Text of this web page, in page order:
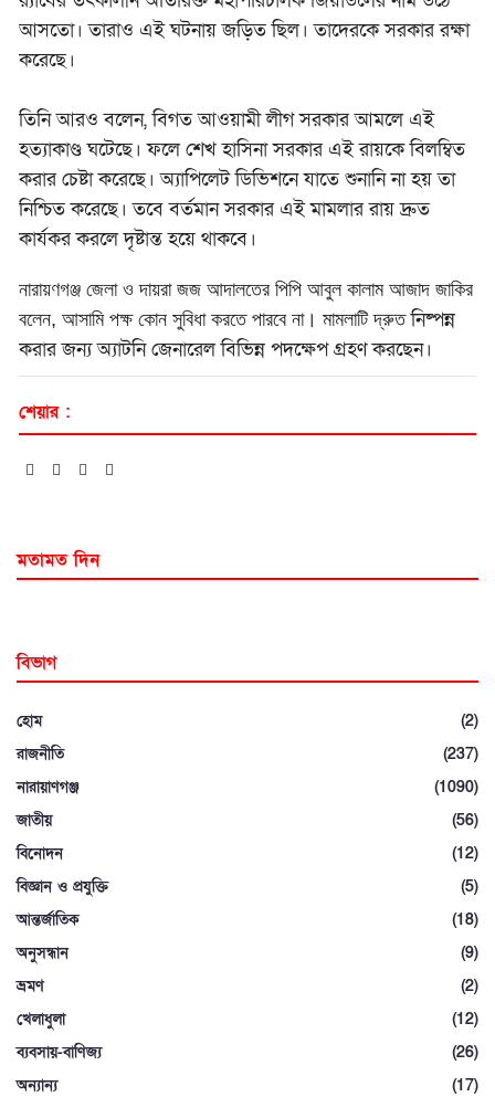
আসতো। তারাও এই ঘটনায় জড়িত ছিল। তাদেরকে সরকার রক্ষা
করেছে।
তিনি আরও বলেন, বিগত আওয়ামী লীগ সরকার আমলে এই
হত্যাকাণ্ড ঘটেছে। ফলেশেখ হাসিনা সরকার এই রায়কে বিলম্বিত
করার চেষ্টা করেছে। অ্যাপিলেট ডিভিশনে যাতে শুনানি না হয় তা
নিশ্চিত করেছে। তবে বর্তমান সরকার এই মামলার রায় দ্রুত
কার্যকর করলে দৃষ্টান্ত হয়ে থাকবে।
নারায়ণগঞ্জ জেলা ও দায়রা জজ আদালতের পিপি আবুল কালাম আজাদ জাকির
বলেন, আসামি পক্ষ কোন সুবিধা করতে পারবে না। মামলাটি দ্রুতনিষ্পন্ন
করার জন্য অ্যাটনি জেনারেল বিভিন্ন পদক্ষেপ গ্রহণ করছেন।
শেয়ার :
মতামত দিন
বিভাগ
হোম
(2)
রাজনীতি
(237)
নারায়াণগঞ্জ
(1090)
জাতীয়
(56)
বিনোদন
(12)
বিজ্ঞান ও প্রযুক্তি
(5)
আন্তর্জাতিক
(18)
অনুসন্ধান
(9)
ভ্রমণ
(2)
খেলাধুলা
(12)
ব্যবসায়-বাণিজ্য
(26)
অন্যান্য
(17)